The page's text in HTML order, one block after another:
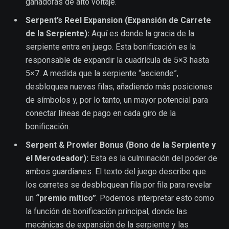
Serpent’s Reel Expansion (Expansión de Carrete
de la Serpiente): Aquí es donde la gracia de la
serpiente entra en juego. Esta bonificación es la
responsable de expandir la cuadrícula de 5×3 hasta
5×7. A medida que la serpiente “asciende”,
desbloquea nuevas filas, añadiendo más posiciones
de símbolos y, por lo tanto, un mayor potencial para
conectar líneas de pago en cada giro de la
bonificación.
Serpent & Prowler Bonus (Bono de la Serpiente y
el Merodeador): Esta es la culminación del poder de
ambos guardianes. El texto del juego describe que
los carretes se desbloquean fila por fila para revelar
un “premio mítico”. Podemos interpretar esto como
la función de bonificación principal, donde las
mecánicas de expansión de la serpiente y las